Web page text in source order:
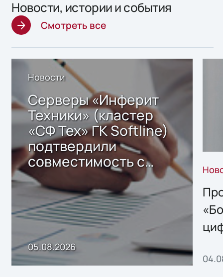
Новости, истории и события
Смотреть все
Новости
Серверы «Инферит
Техники» (кластер
«СФ Тех» ГК Softline)
подтвердили
совместимость с
решением Sharx
Storage 2.x для
хранения данных
05.08.2026